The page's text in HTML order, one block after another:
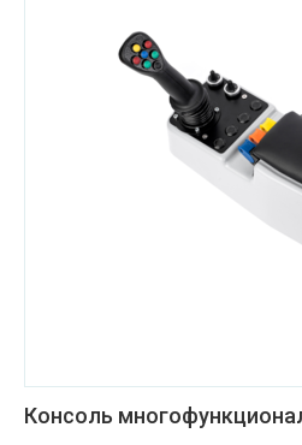
Консоль